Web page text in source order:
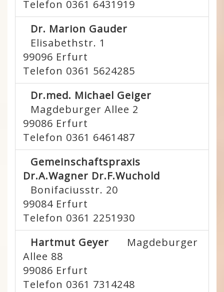
Telefon 0361 6431919
Dr. Marion Gauder
Elisabethstr. 1
99096 Erfurt
Telefon 0361 5624285
Dr.med. Michael Geiger
Magdeburger Allee 2
99086 Erfurt
Telefon 0361 6461487
Gemeinschaftspraxis
Dr.A.Wagner Dr.F.Wuchold
Bonifaciusstr. 20
99084 Erfurt
Telefon 0361 2251930
Hartmut Geyer
Magdeburger
Allee 88
99086 Erfurt
Telefon 0361 7314248